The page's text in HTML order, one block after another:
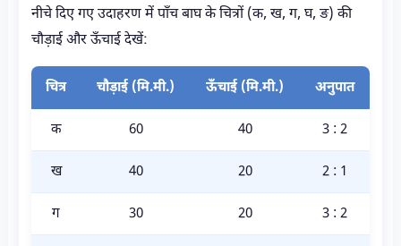
नीचे दिए गए उदाहरण में पाँच बाघ के चित्रों (क, ख, ग, घ, ङ) की
चौड़ाई और ऊँचाई देखें:
चित्र चौड़ाई (मि.मी.) ऊँचाई (मि.मी.) अनुपात
क 60 40 3 : 2
ख 40 20 2 : 1
ग 30 20 3 : 2